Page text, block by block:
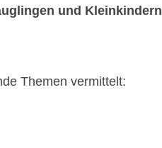
und Kleinkindern
Themen vermittelt: